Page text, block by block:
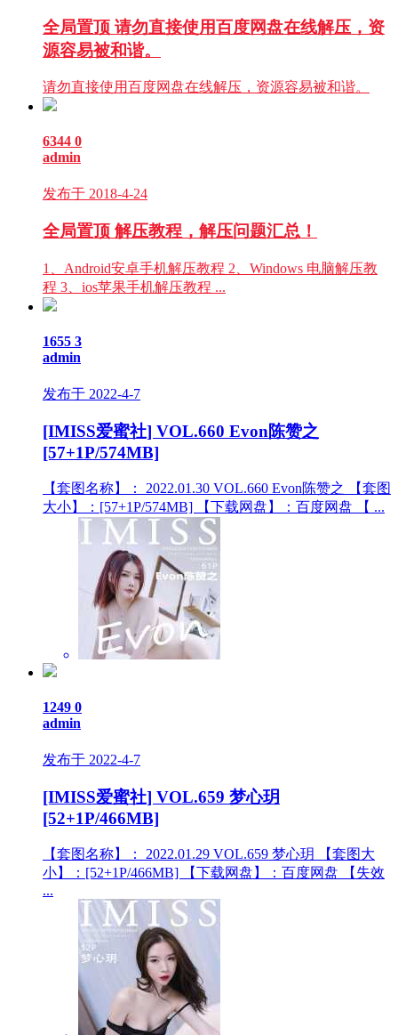
全局置顶 请勿直接使用百度网盘在线解压，资
源容易被和谐。
请勿直接使用百度网盘在线解压，资源容易被和谐。
6344 0
admin
发布于 2018-4-24
全局置顶 解压教程，解压问题汇总！
1、Android安卓手机解压教程 2、Windows 电脑解压教
程 3、ios苹果手机解压教程 ...
1655 3
admin
发布于 2022-4-7
[IMISS爱蜜社] VOL.660 Evon陈赞之
[57+1P/574MB]
【套图名称】： 2022.01.30 VOL.660 Evon陈赞之 【套图
大小】：[57+1P/574MB] 【下载网盘】：百度网盘 【 ...
1249 0
admin
发布于 2022-4-7
[IMISS爱蜜社] VOL.659 梦心玥
[52+1P/466MB]
【套图名称】： 2022.01.29 VOL.659 梦心玥 【套图大
小】：[52+1P/466MB] 【下载网盘】：百度网盘 【失效
...